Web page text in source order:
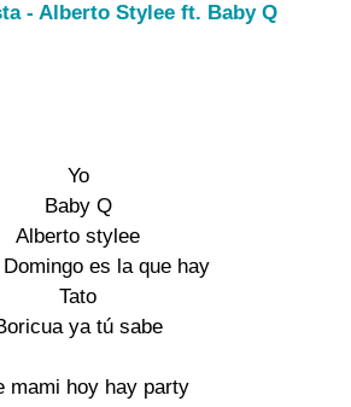
- Alberto Stylee ft. Baby Q
Yo
Baby Q
Alberto stylee
Domingo es la que hay
Tato
ya tú sabe
mami hoy hay party